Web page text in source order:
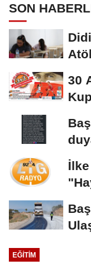
SON
30
EĞİTİM